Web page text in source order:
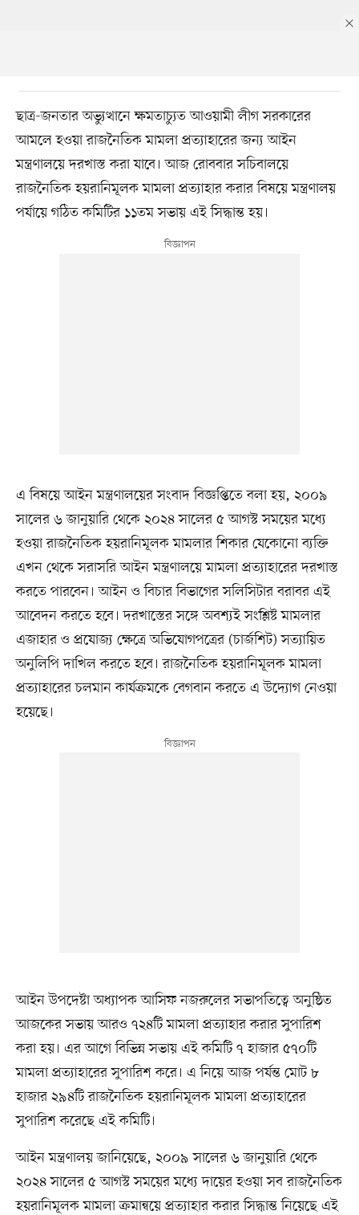
ছাত্র-জনতার অভ্যুত্থানে ক্ষমতাচ্যুত আওয়ামী লীগ সরকারের
আমলে হওয়া রাজনৈতিক মামলা প্রত্যাহারের জন্য আইন
মন্ত্রণালয়ে দরখাস্ত করা যাবে। আজ রোববার সচিবালয়ে
রাজনৈতিক হয়রানিমূলক মামলা প্রত্যাহার করার বিষয়ে মন্ত্রণালয়
পর্যায়ে গঠিত কমিটির ১১তম সভায় এই সিদ্ধান্ত হয়।
এ বিষয়ে আইন মন্ত্রণালয়ের সংবাদ বিজ্ঞপ্তিতে বলা হয়, ২০০৯
সালের ৬ জানুয়ারি থেকে ২০২৪ সালের ৫ আগস্ট সময়ের মধ্যে
হওয়া রাজনৈতিক হয়রানিমূলক মামলার শিকার যেকোনো ব্যক্তি
এখন থেকে সরাসরি আইন মন্ত্রণালয়ে মামলা প্রত্যাহারের দরখাস্ত
করতে পারবেন। আইন ও বিচার বিভাগের সলিসিটার বরাবর এই
আবেদন করতে হবে। দরখাস্তের সঙ্গে অবশ্যই সংশ্লিষ্ট মামলার
এজাহার ও প্রযোজ্য ক্ষেত্রে অভিযোগপত্রের (চার্জশিট) সত্যায়িত
অনুলিপি দাখিল করতে হবে। রাজনৈতিক হয়রানিমূলক মামলা
প্রত্যাহারের চলমান কার্যক্রমকে বেগবান করতে এ উদ্যোগ নেওয়া
হয়েছে।
আইন উপদেষ্টা অধ্যাপক আসিফ নজরুলের সভাপতিত্বে অনুষ্ঠিত
আজকের সভায় আরও ৭২৪টি মামলা প্রত্যাহার করার সুপারিশ
করা হয়। এর আগে বিভিন্ন সভায় এই কমিটি ৭ হাজার ৫৭০টি
মামলা প্রত্যাহারের সুপারিশ করে। এ নিয়ে আজ পর্যন্ত মোট ৮
হাজার ২৯৪টি রাজনৈতিক হয়রানিমূলক মামলা প্রত্যাহারের
সুপারিশ করেছে এই কমিটি।
আইন মন্ত্রণালয় জানিয়েছে, ২০০৯ সালের ৬ জানুয়ারি থেকে
২০২৪ সালের ৫ আগস্ট সময়ের মধ্যে দায়ের হওয়া সব রাজনৈতিক
হয়রানিমূলক মামলা ক্রমান্বয়ে প্রত্যাহার করার সিদ্ধান্ত নিয়েছে এই